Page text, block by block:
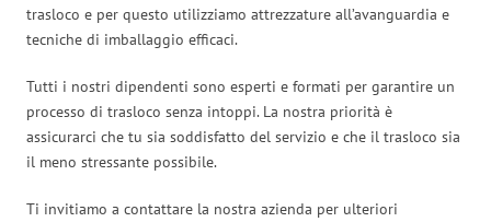
trasloco e per questo utilizziamo attrezzature all’avanguardia e
tecniche di imballaggio efficaci.
Tutti i nostri dipendenti sono esperti e formati per garantire un
processo di trasloco senza intoppi. La nostra priorità è
assicurarci che tu sia soddisfatto del servizio e che il trasloco sia
il meno stressante possibile.
Ti invitiamo a contattare la nostra azienda per ulteriori